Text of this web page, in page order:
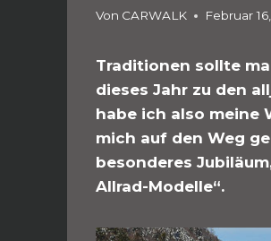
Von CARWALK Februar
Traditionen sollte
dieses Jahr zu den
habe ich also meine
mich auf den Weg
besonderes
Allrad-Modelle“.